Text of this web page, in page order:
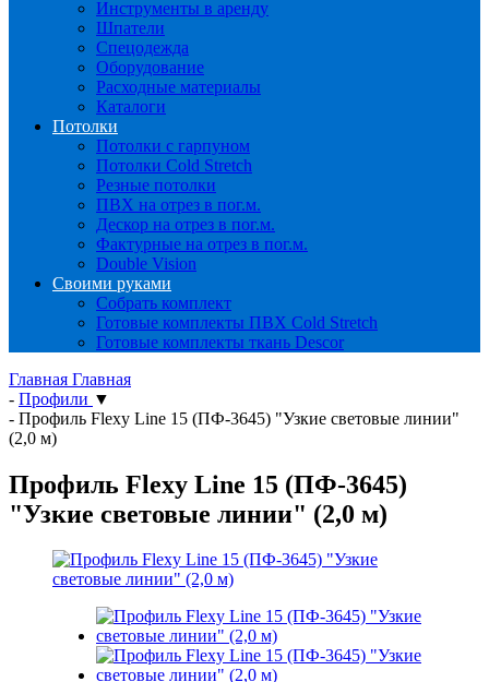
Инструменты в аренду
Шпатели
Спецодежда
Оборудование
Расходные материалы
Каталоги
Потолки
Потолки с гарпуном
Потолки Cold Stretch
Резные потолки
ПВХ на отрез в пог.м.
Дескор на отрез в пог.м.
Фактурные на отрез в пог.м.
Double Vision
Своими руками
Собрать комплект
Готовые комплекты ПВХ Cold Stretch
Готовые комплекты ткань Descor
Главная Главная
- Профили ▼
- Профиль Flexy Line 15 (ПФ-3645) "Узкие световые линии"
(2,0 м)
Профиль Flexy Line 15 (ПФ-3645)
"Узкие световые линии" (2,0 м)